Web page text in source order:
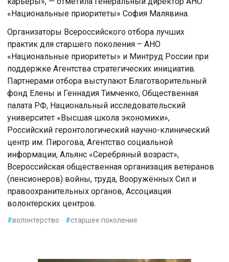
«Национальные приоритеты» София Малявина.
Организаторы Всероссийского отбора лучших
практик для старшего поколения – АНО
«Национальные приоритеты» и Минтруд России при
поддержке Агентства стратегических инициатив.
Партнерами отбора выступают Благотворительный
фонд Елены и Геннадия Тимченко, Общественная
палата РФ, Национальный исследовательский
университет «Высшая школа экономики»,
Российский геронтологический научно-клинический
центр им. Пирогова, Агентство социальной
информации, Альянс «Серебряный возраст»,
Всероссийская общественная организация ветеранов
(пенсионеров) войны, труда, Вооружённых Сил и
правоохранительных органов, Ассоциация
волонтерских центров.
#волонтерство #старшее поколение